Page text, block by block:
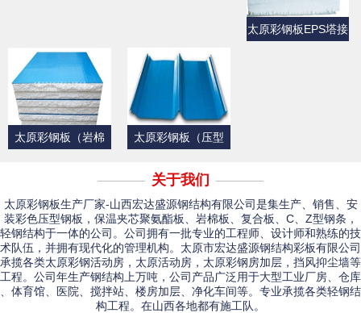
太原彩钢板EPS塔接
太原彩钢板（岩棉
太原彩钢板（压型
关于我们
太原彩钢板生产厂家-山西宏达盛源钢结构有限公司是集生产、销售、安
装彩色压型钢板，保温夹芯聚氨酯板、岩棉板、复合板、C、Z型钢条，
轻钢结构于一体的公司。公司拥有一批专业的工程师、设计师和熟练的技
术队伍，并拥有现代化的管理机构。太原市宏达盛源钢结构彩板有限公司
承揽各类太原彩钢活动房，太原活动房，太原彩钢房加层，挡风抑尘墙等
工程。公司年生产钢结构上万吨，公司产品广泛用于大型工业厂房、仓库
、体育馆、医院、搅拌站、楼房加层、净化车间等。专业承揽各类轻钢结
构工程。在山西各地都有施工队。